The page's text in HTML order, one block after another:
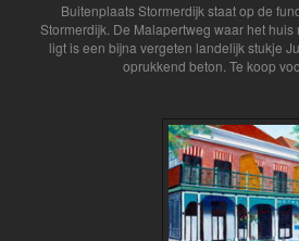
Buitenplaats Stormerdijk staat op de
Stormerdijk. De Malapertweg waar het
ligt is een bijna vergeten landelijk stukje
oprukkend beton. Te koop